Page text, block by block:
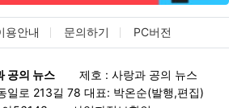
용안내 문의하기 PC버전
공의 뉴스
제호 : 사랑과 공의 뉴스
일로 213길 78 대표: 박온순(발행,편집)